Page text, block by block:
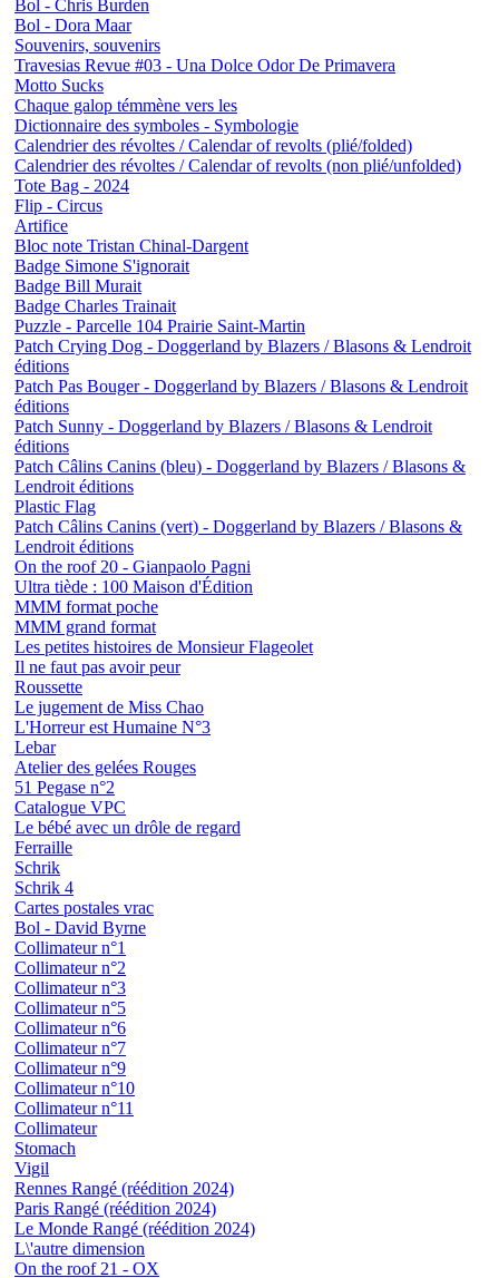
Bol - Chris Burden
Bol - Dora Maar
Souvenirs, souvenirs
Travesias Revue #03 - Una Dolce Odor De Primavera
Motto Sucks
Chaque galop témmène vers les
Dictionnaire des symboles - Symbologie
Calendrier des révoltes / Calendar of revolts (plié/folded)
Calendrier des révoltes / Calendar of revolts (non plié/unfolded)
Tote Bag - 2024
Flip - Circus
Artifice
Bloc note Tristan Chinal-Dargent
Badge Simone S'ignorait
Badge Bill Murait
Badge Charles Trainait
Puzzle - Parcelle 104 Prairie Saint-Martin
Patch Crying Dog - Doggerland by Blazers / Blasons & Lendroit
éditions
Patch Pas Bouger - Doggerland by Blazers / Blasons & Lendroit
éditions
Patch Sunny - Doggerland by Blazers / Blasons & Lendroit
éditions
Patch Câlins Canins (bleu) - Doggerland by Blazers / Blasons &
Lendroit éditions
Plastic Flag
Patch Câlins Canins (vert) - Doggerland by Blazers / Blasons &
Lendroit éditions
On the roof 20 - Gianpaolo Pagni
Ultra tiède : 100 Maison d'Édition
MMM format poche
MMM grand format
Les petites histoires de Monsieur Flageolet
Il ne faut pas avoir peur
Roussette
Le jugement de Miss Chao
L'Horreur est Humaine N°3
Lebar
Atelier des gelées Rouges
51 Pegase n°2
Catalogue VPC
Le bébé avec un drôle de regard
Ferraille
Schrik
Schrik 4
Cartes postales vrac
Bol - David Byrne
Collimateur n°1
Collimateur n°2
Collimateur n°3
Collimateur n°5
Collimateur n°6
Collimateur n°7
Collimateur n°9
Collimateur n°10
Collimateur n°11
Collimateur
Stomach
Vigil
Rennes Rangé (réédition 2024)
Paris Rangé (réédition 2024)
Le Monde Rangé (réédition 2024)
L\'autre dimension
On the roof 21 - OX